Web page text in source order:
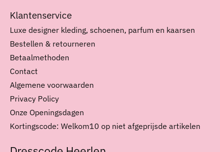
Klantenservice
Luxe designer kleding, schoenen, parfum en kaarsen
Bestellen & retourneren
Betaalmethoden
Contact
Algemene voorwaarden
Privacy Policy
Onze Openingsdagen
Kortingscode: Welkom10 op niet afgeprijsde artikelen